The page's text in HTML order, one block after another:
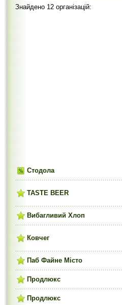
Знайдено 12 організацій:
Стодола
TASTE BEER
Вибагливий Хлоп
Ковчег
Паб Файне Місто
Продлюкс
Продлюкс